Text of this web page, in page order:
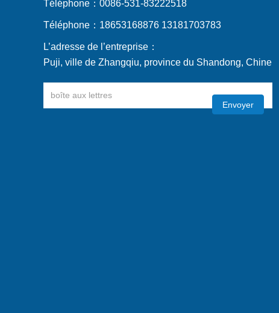
Téléphone： 0086-531-83222518
Téléphone： 18653168876 13181703783
L’adresse de l’entreprise：
Puji, ville de Zhangqiu, province du Shandong, Chine
Envoyer